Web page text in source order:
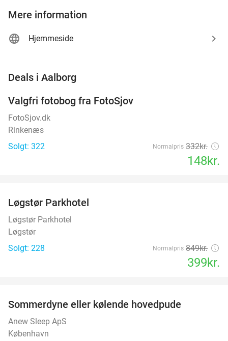
Mere information
Hjemmeside
Deals i Aalborg
Valgfri fotobog fra FotoSjov
FotoSjov.dk
Rinkenæs
Solgt: 322
Normalpris 332kr.
148kr.
Løgstør Parkhotel
Løgstør Parkhotel
Løgstør
Solgt: 228
Normalpris 849kr.
399kr.
Sommerdyne eller kølende hovedpude
Anew Sleep ApS
København